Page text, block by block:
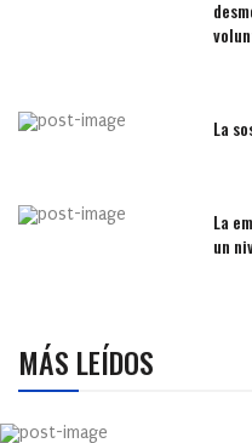
La
La
un
MÁS LEÍDOS